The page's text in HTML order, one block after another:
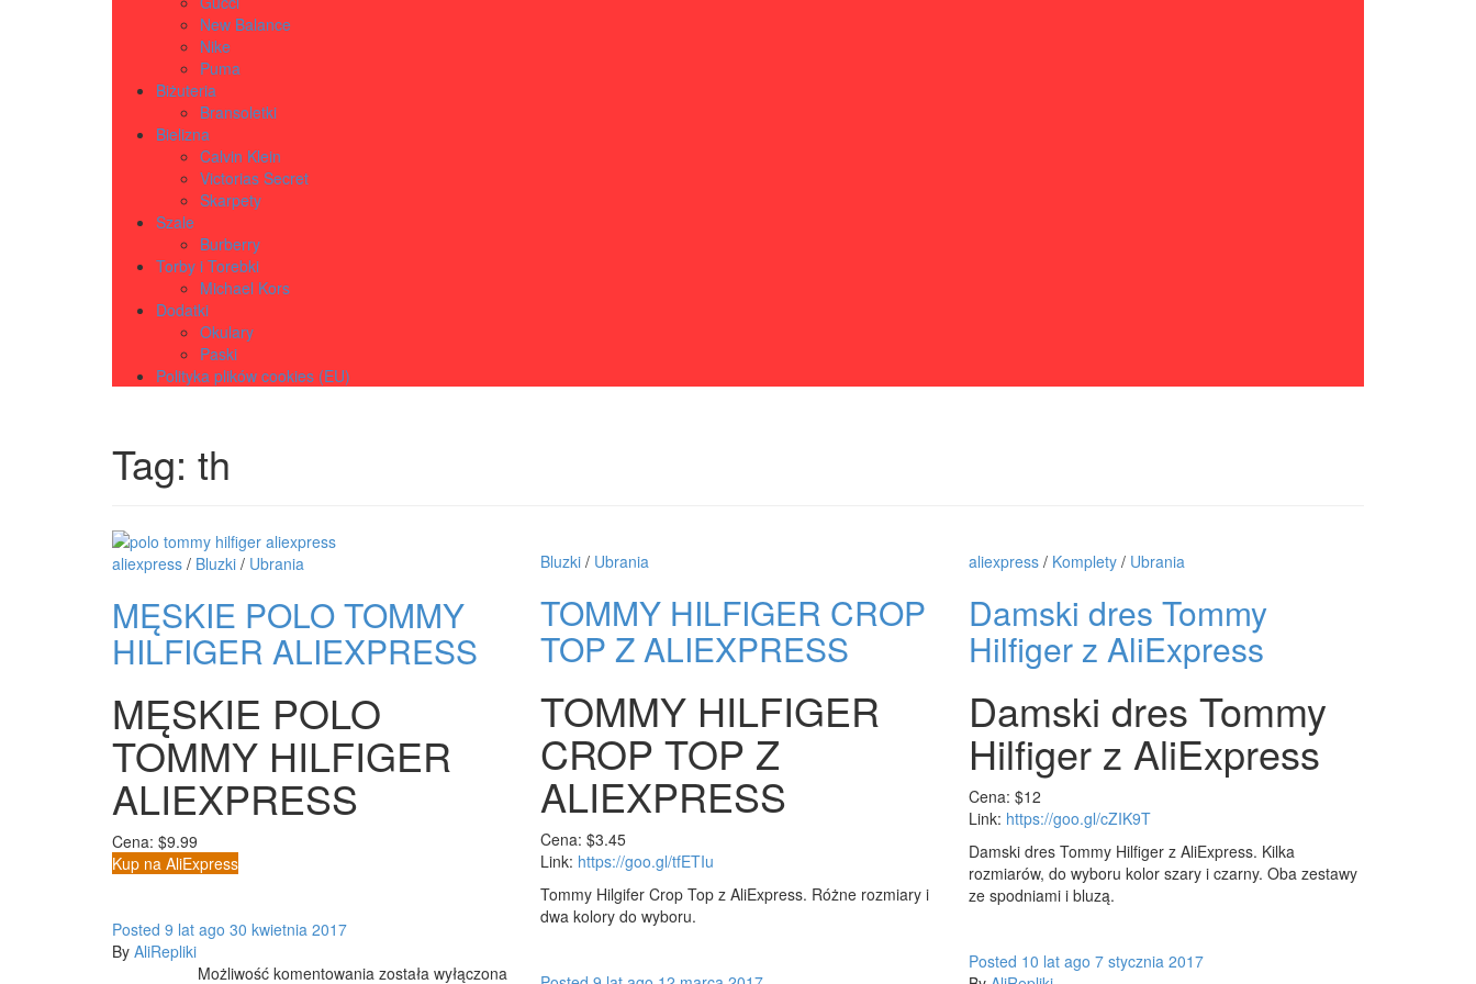
New Balance
Nike
Puma
Biżuteria
Bransoletki
Bielizna
Calvin Klein
Victorias Secret
Skarpety
Szale
Burberry
Torby i Torebki
Michael Kors
Dodatki
Okulary
Paski
Polityka plików cookies (EU)
Tag: th
aliexpress / Bluzki / Ubrania
MĘSKIE POLO TOMMY
HILFIGER ALIEXPRESS
MĘSKIE POLO
TOMMY HILFIGER
ALIEXPRESS
Cena: $9.99
Kup na AliExpress
Posted 9 lat ago 30 kwietnia 2017
By AliRepliki
Możliwość komentowania MĘSKIE
została wyłączona
Bluzki / Ubrania
TOMMY HILFIGER CROP
TOP Z ALIEXPRESS
TOMMY HILFIGER
CROP TOP Z
ALIEXPRESS
Cena: $3.45
Link: https://goo.gl/tfETIu
Tommy Hilgifer Crop Top z AliExpress. Różne rozmiary i
dwa kolory do wyboru.
aliexpress / Komplety / Ubrania
Damski dres Tommy
Hilfiger z AliExpress
Damski dres Tommy
Hilfiger z AliExpress
Cena: $12
Link: https://goo.gl/cZIK9T
Damski dres Tommy Hilfiger z AliExpress. Kilka
rozmiarów, do wyboru kolor szary i czarny. Oba zestawy
ze spodniami i bluzą.
Posted 10 lat ago 7 stycznia 2017